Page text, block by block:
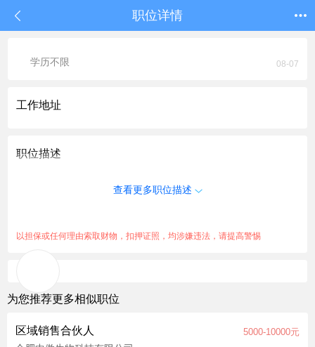
职位详情
学历不限 08-07
工作地址
职位描述
查看更多职位描述
以担保或任何理由索取财物，扣押证照，均涉嫌违法，请提高警惕
为您推荐更多相似职位
区域销售合伙人 5000-10000元